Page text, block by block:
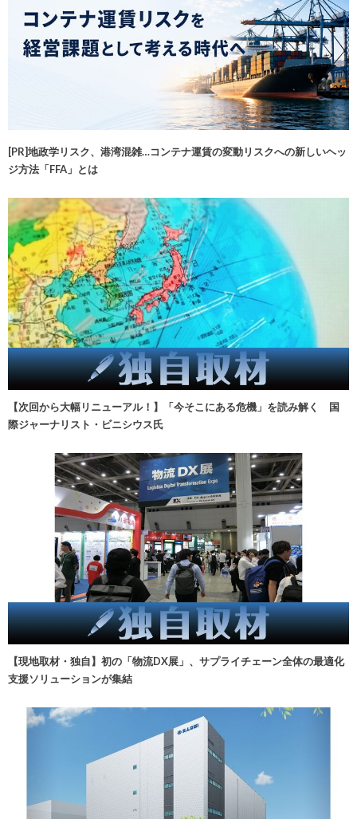
[PR]地政学リスク、港湾混雑…コンテナ運賃の変動リスクへの新しいヘッ
ジ方法「FFA」とは
【次回から大幅リニューアル！】「今そこにある危機」を読み解く 国
際ジャーナリスト・ビニシウス氏
【現地取材・独自】初の「物流DX展」、サプライチェーン全体の最適化
支援ソリューションが集結